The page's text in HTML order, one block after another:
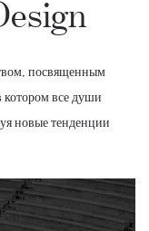
посвященным
котором все души
новые тенденции